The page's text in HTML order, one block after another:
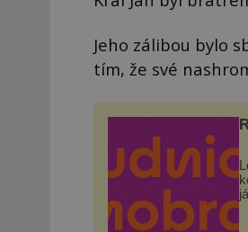
Jeho zálibou bylo
tím, že své